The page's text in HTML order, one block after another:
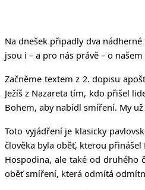
Na dnešek připadly dva
jsou i – a pro nás právě – o
Začněme textem z 2. dopisu
Ježíš z Nazareta tím, kdo přišel
Bohem, aby nabídl smíření. My
Toto vyjádření je klasicky
člověka byla oběť, kterou
Hospodina, ale také od druhého
oběť smíření, která odmítá